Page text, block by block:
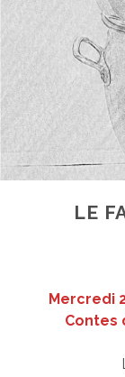
LE
Mercredi
Contes